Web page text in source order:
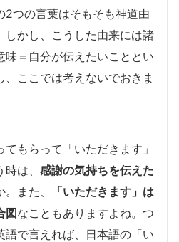
2つの言葉はそもそも神道由
しかし、こうした由来には諸
味＝自分が伝えたいこととい
、ここでは考えないでおきま
もらって「いただきます」
は、 感謝の気持ちを伝えた
また、
「いただきます」は
図なこともありますよね。つ
語で言えれば、日本語の「い